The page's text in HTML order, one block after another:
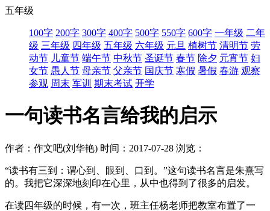
五年级
100字 200字 300字 400字 500字 550字 600字 一年级 二年
级 三年级 四年级 五年级 六年级 元旦 植树节 清明节 劳
动节 儿童节 端午节 中秋节 圣诞节 春节 除夕 元宵节 妇
女节 愚人节 母亲节 父亲节 国庆节 寒假 暑假 春游 观察
参观 周末 军训 期末考试 开学
一句读书名言给我的启示
作者：作文吧(刘华艳) 时间：2017-07-28 浏览：
“读书有三到：谓心到、眼到、口到。”这句读书名言是朱熹写
的。我把它深深地刻印在心里，从中也得到了很多的启发。
在读四年级的时候，有一次，班主任杨老师把教室布置了一